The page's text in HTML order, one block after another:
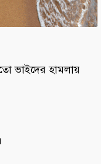
ভাইদের হামলায়